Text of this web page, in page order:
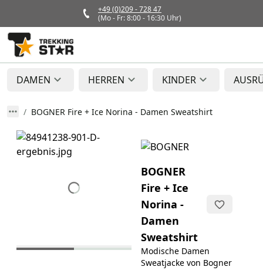
+49 (0)209 - 728 47
(Mo - Fr: 8:00 - 16:30 Uhr)
DAMEN HERREN KINDER
BOGNER Fire + Ice Norina - Damen Sweatshirt
BOGNER
Fire + Ice
Norina -
Damen
Sweatshirt
Modische Damen
Sweatjacke von Bogner